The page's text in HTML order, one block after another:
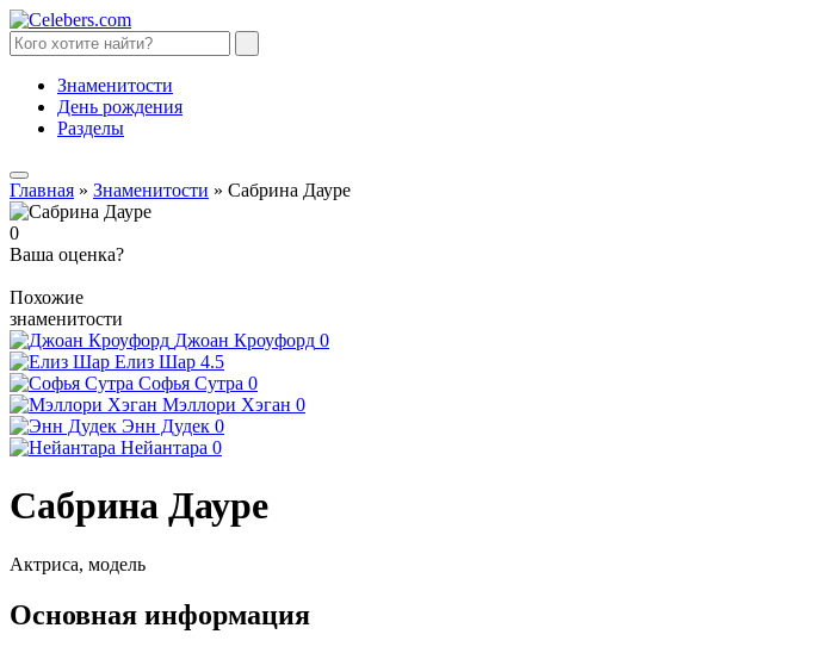
Знаменитости
День рождения
Разделы
Главная » Знаменитости » Сабрина Дауре
0
Ваша оценка?
Похожие
знаменитости
Джоан Кроуфорд 0
Елиз Шар 4.5
Софья Сутра 0
Мэллори Хэган 0
Энн Дудек 0
Нейантара 0
Сабрина Дауре
Актриса, модель
Основная информация